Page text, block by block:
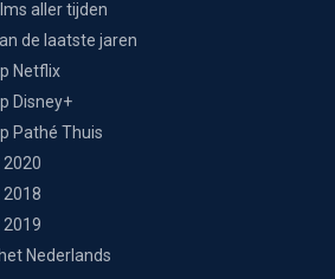
aller tijden
de laatste jaren
Netflix
Disney+
Pathé Thuis
Nederlands